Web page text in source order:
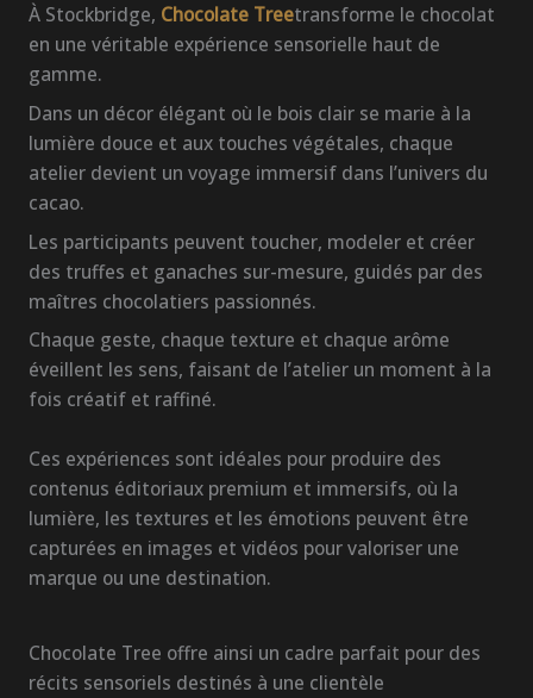
À Stockbridge, Chocolate Treetransforme le chocolat
en une véritable expérience sensorielle haut de
gamme.
Dans un décor élégant où le bois clair se marie à la
lumière douce et aux touches végétales, chaque
atelier devient un voyage immersif dans l’univers du
cacao.
Les participants peuvent toucher, modeler et créer
des truffes et ganaches sur-mesure, guidés par des
maîtres chocolatiers passionnés.
Chaque geste, chaque texture et chaque arôme
éveillent les sens, faisant de l’atelier un moment à la
fois créatif et raffiné.
Ces expériences sont idéales pour produire des
contenus éditoriaux premium et immersifs, où la
lumière, les textures et les émotions peuvent être
capturées en images et vidéos pour valoriser une
marque ou une destination.
Chocolate Tree offre ainsi un cadre parfait pour des
récits sensoriels destinés à une clientèle